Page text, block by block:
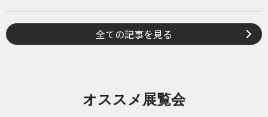
全ての記事を見る
オススメ展覧会